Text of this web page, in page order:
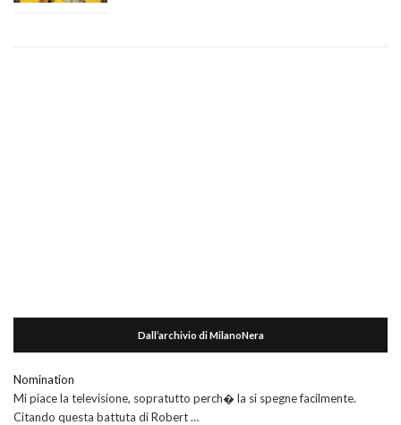
Dall’archivio di MilanoNera
Nomination
Mi piace la televisione, sopratutto perch� la si spegne facilmente.
Citando questa battuta di Robert …